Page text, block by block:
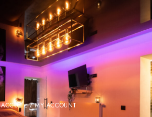
ACCUEIL/ MY ACCOUNT